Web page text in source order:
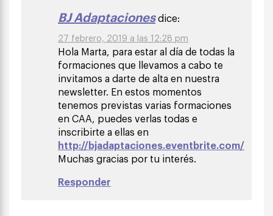
BJ Adaptacionesdice:
27 febrero, 2019 a las 12:28 pm
Hola Marta, para estar al día de todas la
formaciones que llevamos a cabo te
invitamos a darte de alta en nuestra
newsletter. En estos momentos
tenemos previstas varias formaciones
en CAA, puedes verlas todas e
inscribirte a ellas en
http://bjadaptaciones.eventbrite.com/
Muchas gracias por tu interés.
Responder